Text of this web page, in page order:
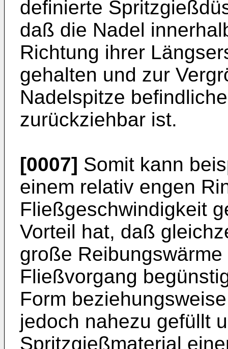
definierte
daß die Nadel
Richtung ihrer
gehalten und zur
Nadelspitze
zurückziehbar ist.
[0007] Somit kann
einem relativ engen
Fließgeschwindigkeit
Vorteil hat, daß
große
Fließvorgang
Form
jedoch nahezu gefüllt
Spritzgießmaterial